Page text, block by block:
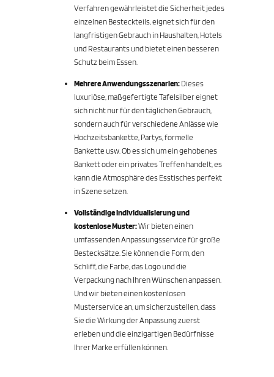
Verfahren gewährleistet die Sicherheit jedes
einzelnen Besteckteils, eignet sich für den
langfristigen Gebrauch in Haushalten, Hotels
und Restaurants und bietet einen besseren
Schutz beim Essen.
Mehrere Anwendungsszenarien: Dieses
luxuriöse, maßgefertigte Tafelsilber eignet
sich nicht nur für den täglichen Gebrauch,
sondern auch für verschiedene Anlässe wie
Hochzeitsbankette, Partys, formelle
Bankette usw. Ob es sich um ein gehobenes
Bankett oder ein privates Treffen handelt, es
kann die Atmosphäre des Esstisches perfekt
in Szene setzen.
Vollständige Individualisierung und
kostenlose Muster:Wir bieten einen
umfassenden Anpassungsservice für große
Bestecksätze. Sie können die Form, den
Schliff, die Farbe, das Logo und die
Verpackung nach Ihren Wünschen anpassen.
Und wir bieten einen kostenlosen
Musterservice an, um sicherzustellen, dass
Sie die Wirkung der Anpassung zuerst
erleben und die einzigartigen Bedürfnisse
Ihrer Marke erfüllen können.